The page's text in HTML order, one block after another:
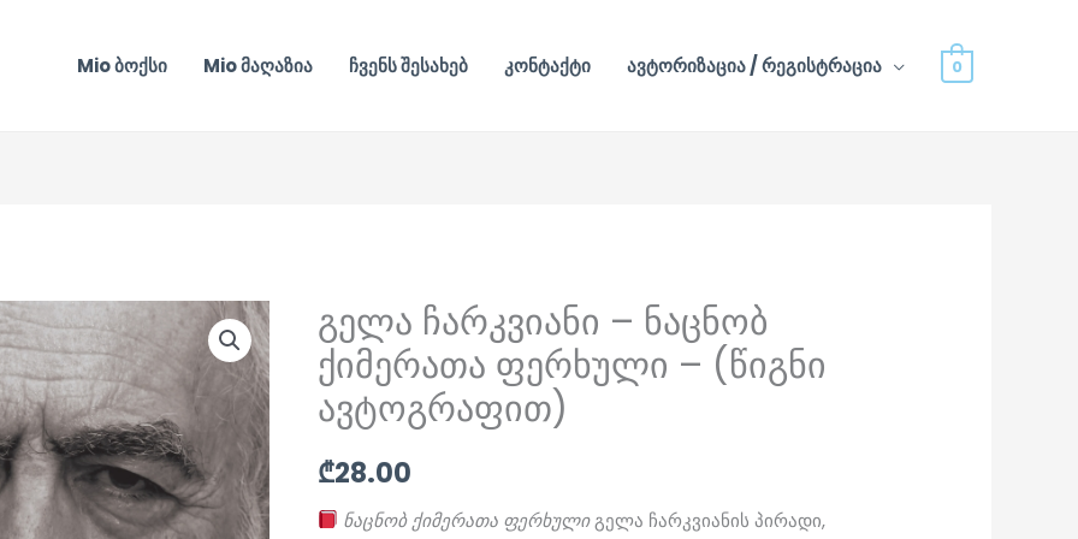
Mio ბოქსი Mio მაღაზია ჩვენს შესახებ კონტაქტი ავტორიზაცია / რეგისტრაცია 0
გელა ჩარკვიანი – ნაცნობ
ქიმერათა ფერხული – (წიგნი
ავტოგრაფით)
₾28.00
ნაცნობ ქიმერათა ფერხულიგელა ჩარკვიანის პირადი,